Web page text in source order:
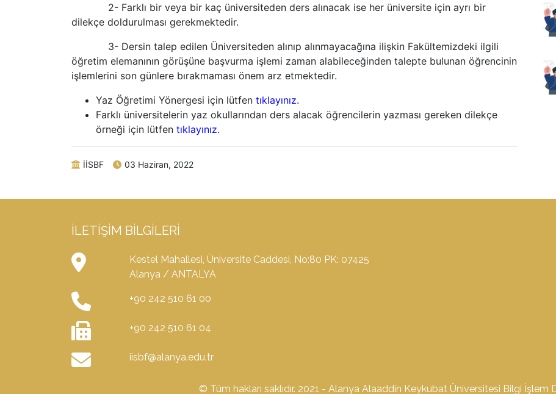
2- Farklı bir veya bir kaç üniversiteden ders alınacak ise her üniversite için ayrı bir
dilekçe doldurulması gerekmektedir.
3- Dersin talep edilen Üniversiteden alınıp alınmayacağına ilişkin Fakültemizdeki ilgili
öğretim elemanının görüşüne başvurma işlemi zaman alabileceğinden talepte bulunan öğrencinin
işlemlerini son günlere bırakmaması önem arz etmektedir.
Yaz Öğretimi Yönergesi için lütfen tıklayınız.
Farklı üniversitelerin yaz okullarından ders alacak öğrencilerin yazması gereken dilekçe
örneği için lütfen tıklayınız.
İİSBF 03 Haziran, 2022
İLETIŞIM BILGILERI
Kestel Mahallesi, Üniversite Caddesi, No:80 PK: 07425
Alanya / ANTALYA
+90 242 510 61 00
+90 242 510 61 04
iisbf@alanya.edu.tr
© Tüm hakları saklıdır. 2021 - Alanya Alaaddin Keykubat Üniversitesi Bilgi İşlem